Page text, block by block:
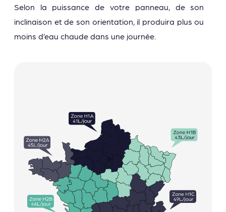
Selon la puissance de votre panneau, de son
inclinaison et de son orientation, il produira plus ou
moins d’eau chaude dans une journée.